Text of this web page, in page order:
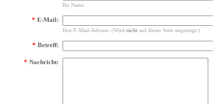
Ihr Name.
* E-Mail:
Ihre E-Mail-Adresse. (Wird nicht auf dieser Seite angezeigt.)
* Betreff:
* Nachricht: